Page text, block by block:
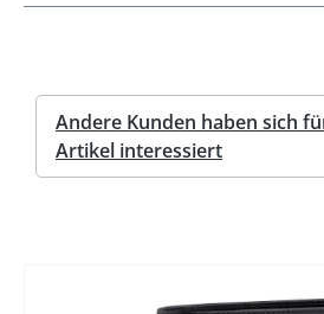
Andere Kunden haben sich
Artikel interessiert